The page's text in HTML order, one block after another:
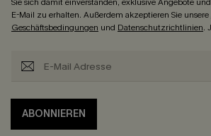
E-Mail zu erhalten. Außerdem akzeptieren Sie unsere
Geschäftsbedingungen und Datenschutzrichtlinien.
ABONNIEREN